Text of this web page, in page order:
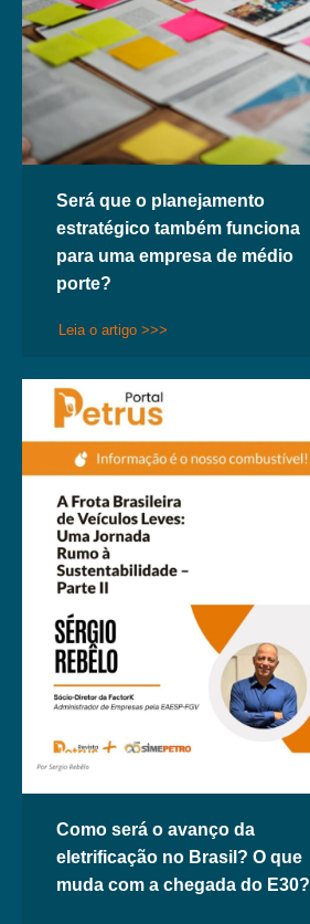
Será que o planejamento
estratégico também funciona
para uma empresa de médio
porte?
Leia o artigo >>>
Como será o avanço da
eletrificação no Brasil? O que
muda com a chegada do E30?